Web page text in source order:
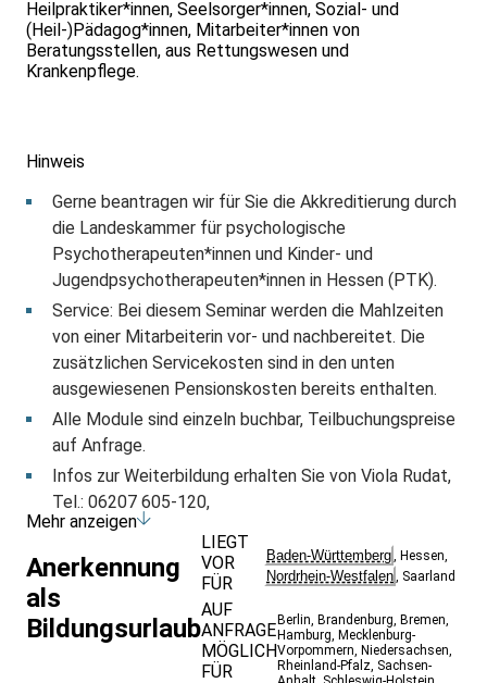
Heilpraktiker*innen, Seelsorger*innen, Sozial- und
(Heil-)Pädagog*innen, Mitarbeiter*innen von
Beratungsstellen, aus Rettungswesen und
Krankenpflege.
Hinweis
Gerne beantragen wir für Sie die Akkreditierung durch
die Landeskammer für psychologische
Psychotherapeuten*innen und Kinder- und
Jugendpsychotherapeuten*innen in Hessen (PTK).
Service: Bei diesem Seminar werden die Mahlzeiten
von einer Mitarbeiterin vor- und nachbereitet. Die
zusätzlichen Servicekosten sind in den unten
ausgewiesenen Pensionskosten bereits enthalten.
Alle Module sind einzeln buchbar, Teilbuchungspreise
auf Anfrage.
Infos zur Weiterbildung erhalten Sie von Viola Rudat,
Tel.: 06207 605-120,
Mail: v.rudat(at)odenwaldinstitut.de.
Mehr anzeigen
Anerkennung
als
Bildungsurlaub
LIEGT
VOR
FÜR
Baden-Württemberg ,Hessen
Nordrhein-Westfalen Saarland
AUF
ANFRAGE
MÖGLICH
FÜR
Berlin Brandenburg Bremen
Hamburg Mecklenburg-
Vorpommern Niedersachsen
Rheinland-Pfalz Sachsen-